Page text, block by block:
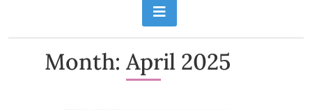
Month: April 2025